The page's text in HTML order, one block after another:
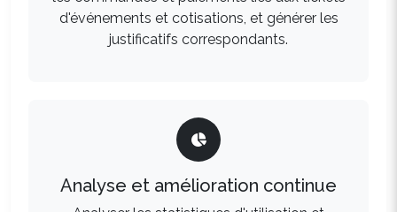
d'événements et cotisations, et générer les
justificatifs correspondants.
Analyse et amélioration continue